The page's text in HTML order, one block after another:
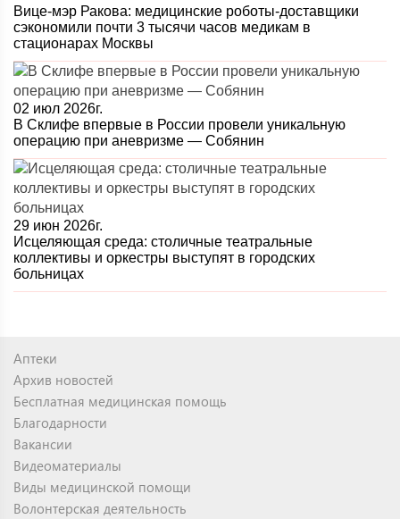
Вице-мэр Ракова: медицинские роботы-доставщики
сэкономили почти 3 тысячи часов медикам в
стационарах Москвы
02 июл 2026г.
В Склифе впервые в России провели уникальную
операцию при аневризме — Собянин
29 июн 2026г.
Исцеляющая среда: столичные театральные
коллективы и оркестры выступят в городских
больницах
Аптеки
Архив новостей
Бесплатная медицинская помощь
Благодарности
Вакансии
Видеоматериалы
Виды медицинской помощи
Волонтерская деятельность